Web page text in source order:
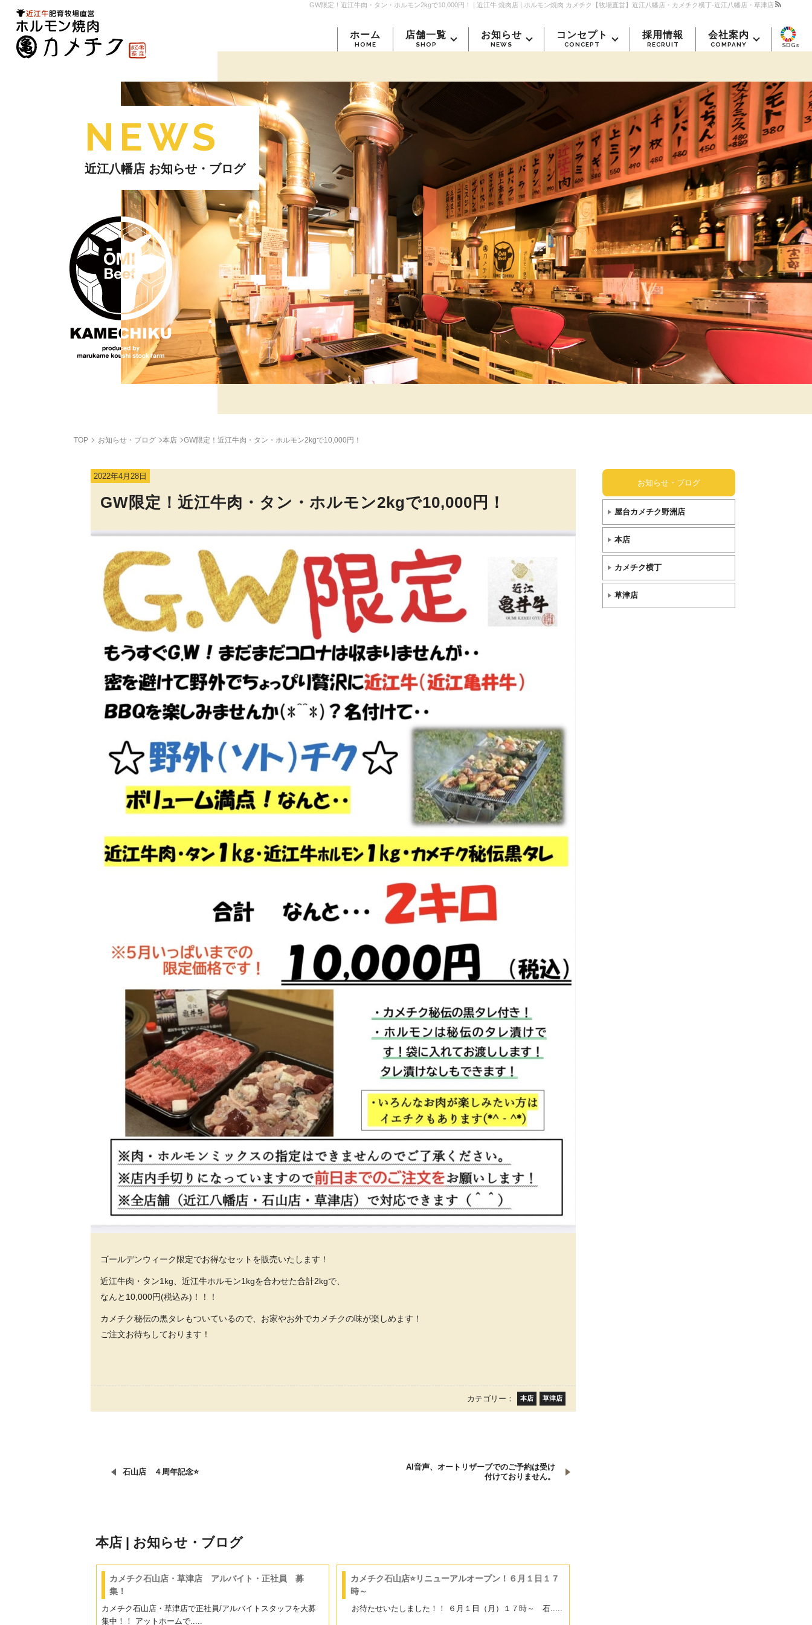
GW限定！近江牛肉・タン・ホルモン2kgで10,000円！ | 近江牛 焼肉店 | ホルモン焼肉 カメチク【牧場直営】近江八幡店・カメチク横丁-近江八幡店・草津店
ホーム
HOME
店舗一覧
SHOP
お知らせ
NEWS
コンセプト
CONCEPT
採用情報
RECRUIT
会社案内
COMPANY
近江八幡店 お知らせ・ブログ
NEWS
TOP お知らせ・ブログ 本店 GW限定！近江牛肉・タン・ホルモン2kgで10,000円！
GW限定！近江牛肉・タン・ホルモン2kgで10,000円！
2022年4月28日
ゴールデンウィーク限定でお得なセットを販売いたします！
近江牛肉・タン1kg、近江牛ホルモン1kgを合わせた合計2kgで、
なんと10,000円(税込み)！！！
カメチク秘伝の黒タレもついているので、お家やお外でカメチクの味が楽しめます！
ご注文お待ちしております！
カテゴリー： 本店 草津店
石山店 ４周年記念⭐
AI音声、オートリザーブでのご予約は受け
付けておりません。
本店 | お知らせ・ブログ
カメチク石山店・草津店 アルバイト・正社員 募
集！
カメチク石山店・草津店で正社員/アルバイトスタッフを大募
集中！！ アットホームで.....
カメチク石山店⭐リニューアルオープン！６月１日１７
時～
お待たせいたしました！！ ６月１日（月）１７時～ 石.....
お知らせ・ブログ
屋台カメチク野洲店
本店
カメチク横丁
草津店